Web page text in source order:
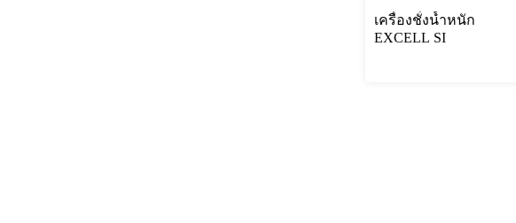
เครื่องชั่งน้ำหนัก
EXCELL SI